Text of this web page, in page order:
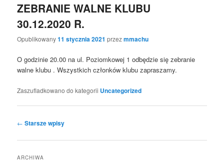
ZEBRANIE WALNE KLUBU
30.12.2020 R.
Opublikowany11 stycznia 2021 przezmmachu
O godzinie 20.00 na ul. Poziomkowej 1 odbędzie się zebranie
walne klubu . Wszystkich członków klubu zapraszamy.
Zaszufladkowano do kategorii Uncategorized
Nawigacja
← Starsze wpisy
ARCHIWA